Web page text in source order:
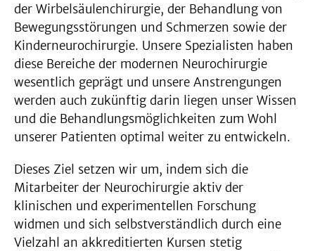
der Wirbelsäulenchirurgie, der Behandlung von
Bewegungsstörungen und Schmerzen sowie der
Kinderneurochirurgie. Unsere Spezialisten haben
diese Bereiche der modernen Neurochirurgie
wesentlich geprägt und unsere Anstrengungen
werden auch zukünftig darin liegen unser Wissen
und die Behandlungsmöglichkeiten zum Wohl
unserer Patienten optimal weiter zu entwickeln.
Dieses Ziel setzen wir um, indem sich die
Mitarbeiter der Neurochirurgie aktiv der
klinischen und experimentellen Forschung
widmen und sich selbstverständlich durch eine
Vielzahl an akkreditierten Kursen stetig